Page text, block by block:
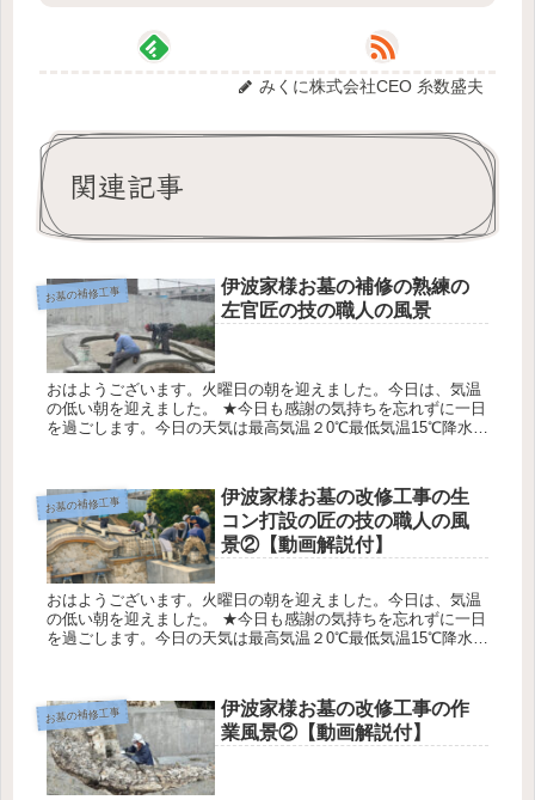
みくに株式会社CEO 糸数盛夫
関連記事
お墓の補修工事
伊波家様お墓の補修の熟練の
左官匠の技の職人の風景
おはようございます。火曜日の朝を迎えました。今日は、気温
の低い朝を迎えました。 ★今日も感謝の気持ちを忘れずに一日
を過ごします。今日の天気は最高気温２0℃最低気温15℃降水確
お墓の補修工事
伊波家様お墓の改修工事の生
コン打設の匠の技の職人の風
景②【動画解説付】
おはようございます。火曜日の朝を迎えました。今日は、気温
の低い朝を迎えました。 ★今日も感謝の気持ちを忘れずに一日
を過ごします。今日の天気は最高気温２0℃最低気温15℃降水確
お墓の補修工事
伊波家様お墓の改修工事の作
業風景②【動画解説付】